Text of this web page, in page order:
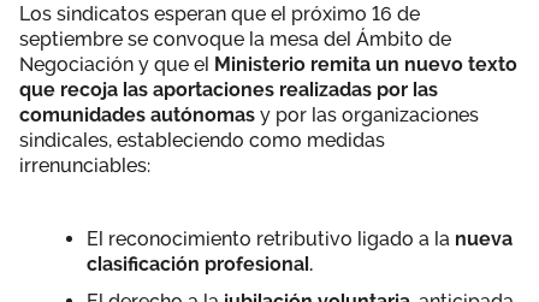
Los sindicatos esperan que el próximo 16 de
septiembre se convoque la mesa del Ámbito de
Negociación y que el Ministerio remita un nuevo texto
que recoja las aportaciones realizadas por las
comunidades autónomas y por las organizaciones
sindicales, estableciendo como medidas
irrenunciables:
El reconocimiento retributivo ligado a la nueva
clasificación profesional.